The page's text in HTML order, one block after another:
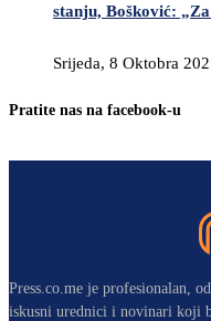
stanju, Bošković:
Srijeda, 8 Oktobra
Pratite nas na facebook-u
Press.co.me je profesionalan,
iskusni urednici i novinari koji